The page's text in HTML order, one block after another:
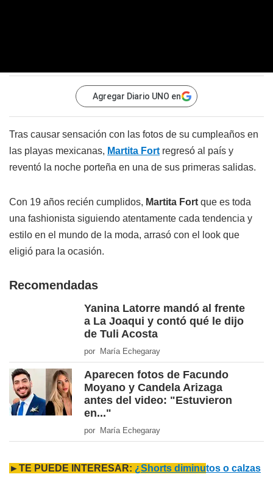
Agregar Diario UNO en
Tras causar sensación con las fotos de su cumpleaños en
las playas mexicanas, Martita Fortregresó al país y
reventó la noche porteña en una de sus primeras salidas.
Con 19 años recién cumplidos, Martita Fort que es toda
una fashionista siguiendo atentamente cada tendencia y
estilo en el mundo de la moda, arrasó con el look que
eligió para la ocasión.
Recomendadas
Yanina Latorre mandó al frente
a La Joaqui y contó qué le dijo
de Tuli Acosta
por María Echegaray
Aparecen fotos de Facundo
Moyano y Candela Arizaga
antes del video: "Estuvieron
en..."
por María Echegaray
►TE PUEDE INTERESAR: ¿Shorts diminutos o calzas